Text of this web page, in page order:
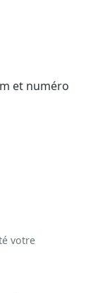
et numéro
votre